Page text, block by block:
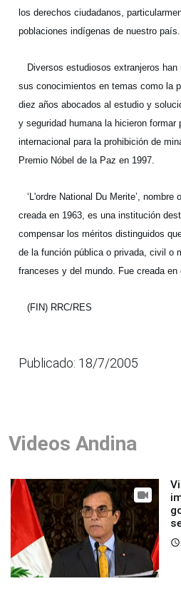
los derechos ciudadanos,
poblaciones indígenas de nuestro país.
Diversos estudiosos extranjeros han
sus conocimientos en temas como la
diez años abocados al estudio y
y seguridad humana la hicieron formar
internacional para la prohibición de
Premio Nóbel de la Paz en 1997.
‘L'ordre National Du Merite’, nombre
creada en 1963, es una institución
compensar los méritos distinguidos
de la función pública o privada, civil o
franceses y del mundo. Fue creada en
(FIN) RRC/RES
Publicado: 18/7/2005
Videos Andina
access_time